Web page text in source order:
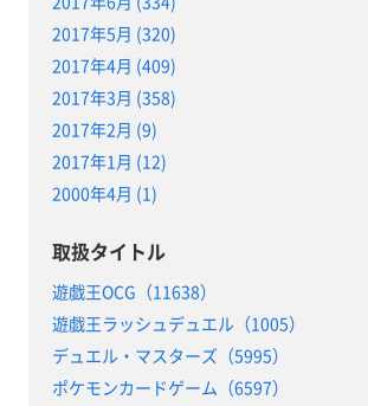
2017年5月 (320)
2017年4月 (409)
2017年3月 (358)
2017年2月 (9)
2017年1月 (12)
2000年4月 (1)
取扱タイトル
遊戯王OCG（11638）
遊戯王ラッシュデュエル（1005）
デュエル・マスターズ（5995）
ポケモンカードゲーム（6597）